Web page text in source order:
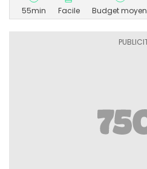
55min Facile Budget moyen